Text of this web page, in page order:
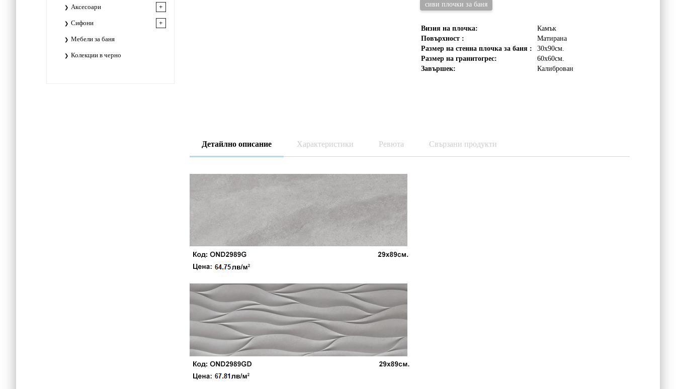
Аксесоари
Сифони
Мебели за баня
Колекции в черно
сиви плочки за баня
Визия на плочка:
Камък
Повърхност :
Матирана
Размер на стенна плочка за баня :
30х90см.
Размер на гранитогрес:
60х60см.
Завършек:
Калиброван
Детайлно описание Характеристики Ревюта Свързани продукти